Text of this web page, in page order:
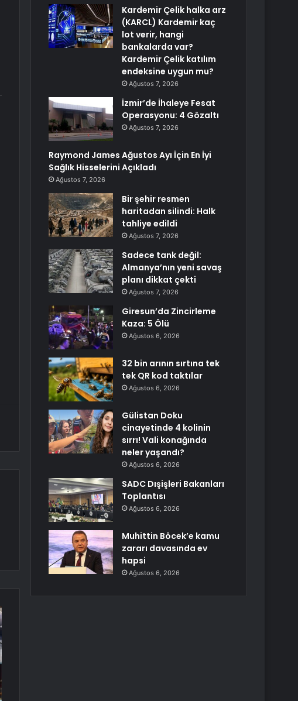
Kardemir Çelik halka arz
(KARCL) Kardemir kaç
lot verir, hangi
bankalarda var?
Kardemir Çelik katılım
endeksine uygun mu?
Ağustos 7, 2026
İzmir’de İhaleye Fesat
Operasyonu: 4 Gözaltı
Ağustos 7, 2026
Raymond James Ağustos Ayı İçin En İyi
Sağlık Hisselerini Açıkladı
Ağustos 7, 2026
Bir şehir resmen
haritadan silindi: Halk
tahliye edildi
Ağustos 7, 2026
Sadece tank değil:
Almanya’nın yeni savaş
planı dikkat çekti
Ağustos 7, 2026
Giresun’da Zincirleme
Kaza: 5 Ölü
Ağustos 6, 2026
32 bin arının sırtına tek
tek QR kod taktılar
Ağustos 6, 2026
Gülistan Doku
cinayetinde 4 kolinin
sırrı! Vali konağında
neler yaşandı?
Ağustos 6, 2026
SADC Dışişleri Bakanları
Toplantısı
Ağustos 6, 2026
Muhittin Böcek’e kamu
zararı davasında ev
hapsi
Ağustos 6, 2026